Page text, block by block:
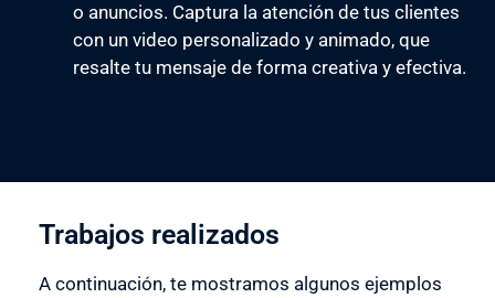
o anuncios. Captura la atención de tus clientes
con un video personalizado y animado, que
resalte tu mensaje de forma creativa y efectiva.
Trabajos realizados
A continuación, te mostramos algunos ejemplos